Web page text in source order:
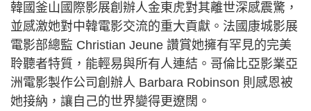
韓國釜山國際影展創辦人金東虎對其離世深感震驚，
並感激她對中韓電影交流的重大貢獻。法國康城影展
電影部總監 Christian Jeune 讚賞她擁有罕見的完美
聆聽者特質，能輕易與所有人連結。哥倫比亞影業亞
洲電影製作公司創辦人 Barbara Robinson 則感恩被
她接納，讓自己的世界變得更遼闊。